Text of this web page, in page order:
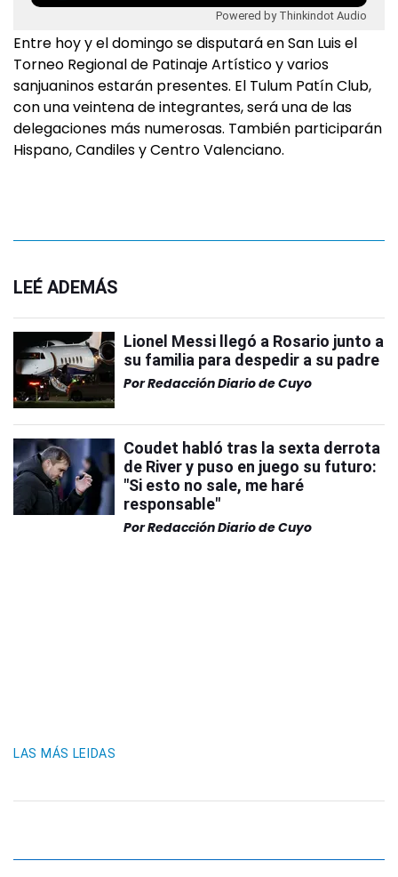
Powered by Thinkindot Audio
Entre hoy y el domingo se disputará en San Luis el
Torneo Regional de Patinaje Artístico y varios
sanjuaninos estarán presentes. El Tulum Patín Club,
con una veintena de integrantes, será una de las
delegaciones más numerosas. También participarán
Hispano, Candiles y Centro Valenciano.
LEÉ ADEMÁS
Lionel Messi llegó a Rosario junto a
su familia para despedir a su padre
PorRedacción Diario de Cuyo
Coudet habló tras la sexta derrota
de River y puso en juego su futuro:
"Si esto no sale, me haré
responsable"
PorRedacción Diario de Cuyo
LAS MÁS LEIDAS